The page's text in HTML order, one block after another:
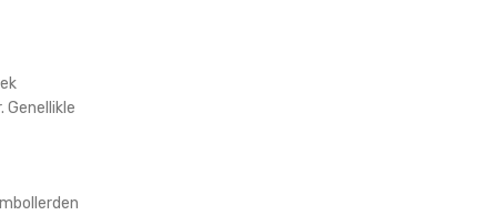
Genellikle